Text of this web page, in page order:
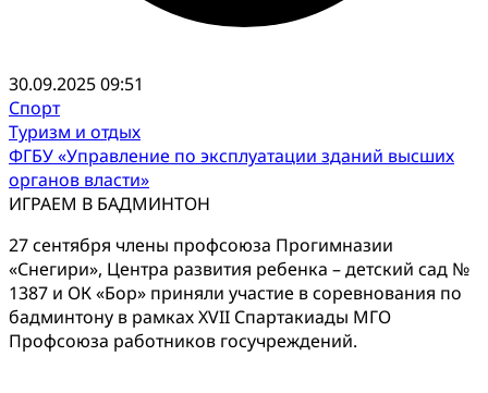
30.09.2025 09:51
Спорт
Туризм и отдых
ФГБУ «Управление по эксплуатации зданий высших
органов власти»
ИГРАЕМ В БАДМИНТОН
27 сентября члены профсоюза Прогимназии
«Снегири», Центра развития ребенка – детский сад №
1387 и ОК «Бор» приняли участие в соревнования по
бадминтону в рамках XVII Спартакиады МГО
Профсоюза работников госучреждений.